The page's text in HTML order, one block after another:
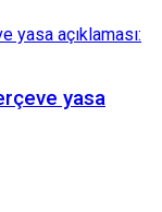
yasa